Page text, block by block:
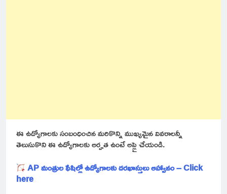
ఈ ఉద్యోగాలకు సంబంధించిన మరికొన్ని ముఖ్యమైన వివరాలన్నీ
తెలుసుకొని ఈ ఉద్యోగాలకు అర్హత ఉంటే అప్లై చేయండి.
AP మంత్రుల ఫేషిల్లో ఉద్యోగాలకు దరఖాస్తులు ఆహ్వానం – Click
here